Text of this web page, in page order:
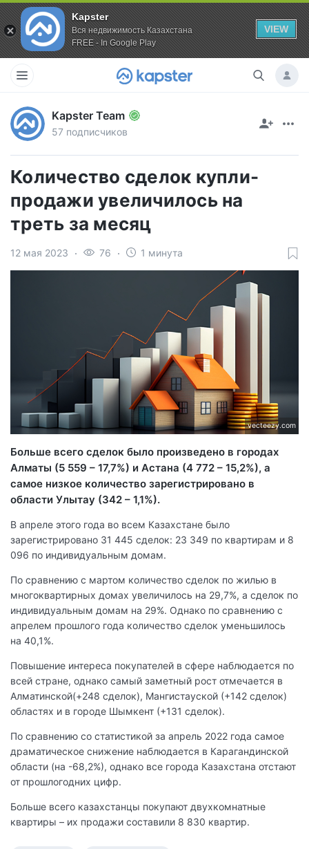
Kapster
Вся недвижимость Казахстана
FREE - In Google Play
VIEW
Kapster Team
57 подписчиков
Количество сделок купли-
продажи увеличилось на
треть за месяц
12 мая 2023 76 1 минута
vecteezy.com
Больше всего сделок было произведено в городах
Алматы (5 559 – 17,7%) и Астана (4 772 – 15,2%), а
самое низкое количество зарегистрировано в
области Улытау (342 – 1,1%).
В апреле этого года во всем Казахстане было
зарегистрировано 31 445 сделок: 23 349 по квартирам и 8
096 по индивидуальным домам.
По сравнению с мартом количество сделок по жилью в
многоквартирных домах увеличилось на 29,7%, а сделок по
индивидуальным домам на 29%. Однако по сравнению с
апрелем прошлого года количество сделок уменьшилось
на 40,1%.
Повышение интереса покупателей в сфере наблюдается по
всей стране, однако самый заметный рост отмечается в
Алматинской(+248 сделок), Мангистауской (+142 сделок)
областях и в городе Шымкент (+131 сделок).
По сравнению со статистикой за апрель 2022 года самое
драматическое снижение наблюдается в Карагандинской
области (на -68,2%), однако все города Казахстана отстают
от прошлогодних цифр.
Больше всего казахстанцы покупают двухкомнатные
квартиры – их продажи составили 8 830 квартир.